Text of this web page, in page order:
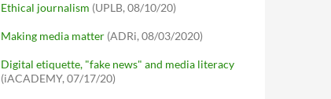
Ethical journalism (UPLB, 08/10/20)
Making media matter (ADRi, 08/03/2020)
Digital etiquette, "fake news" and media literacy
(iACADEMY, 07/17/20)